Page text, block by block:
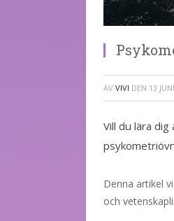
AV VIVI DEN 13
Vill du lära
Denna artikel
och